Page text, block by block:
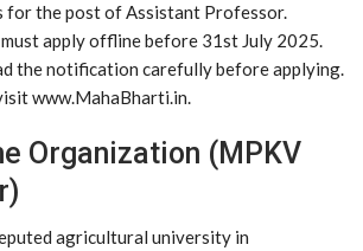
for the post of Assistant Professor.
apply offline before 31st July 2025.
the notification carefully before applying.
www.MahaBharti.in.
Organization (MPKV
agricultural university in